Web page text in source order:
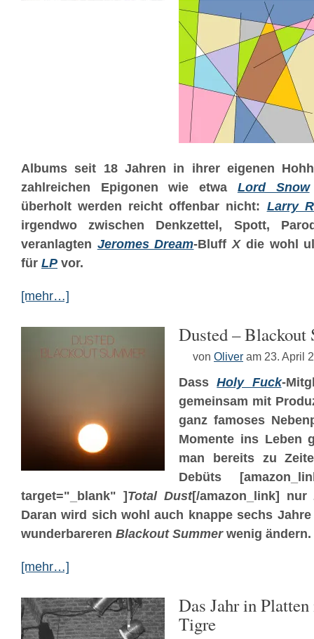
Albums seit 18 Jahren in ihrer eigenen
zahlreichen Epigonen wie etwa Lord Snow
überholt werden reicht offenbar nicht: Larry
irgendwo zwischen Denkzettel, Spott,
veranlagten Jeromes Dream-BluffXdie wohl
für LP vor.
[mehr…]
Dusted – Blackout
von Oliver am 23. April
DassHoly Fuck-
gemeinsam mit
ganz famoses
Momente ins Leben
man bereits zu
Debüts
target="_blank" ] Total Dust[/amazon_link]
Daran wird sich wohl auch knappe sechs
wunderbareren Blackout Summerwenig ändern.
[mehr…]
Das Jahr in
Tigre